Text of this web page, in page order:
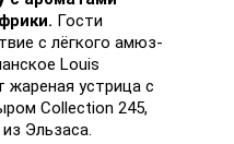
Гости
с лёгкого амюз-
Louis
жареная устрица с
Collection 245,
Эльзаса.